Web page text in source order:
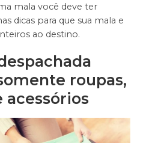
mala você deve ter
dicas para que sua mala e
ao destino.
roupas,
acessórios